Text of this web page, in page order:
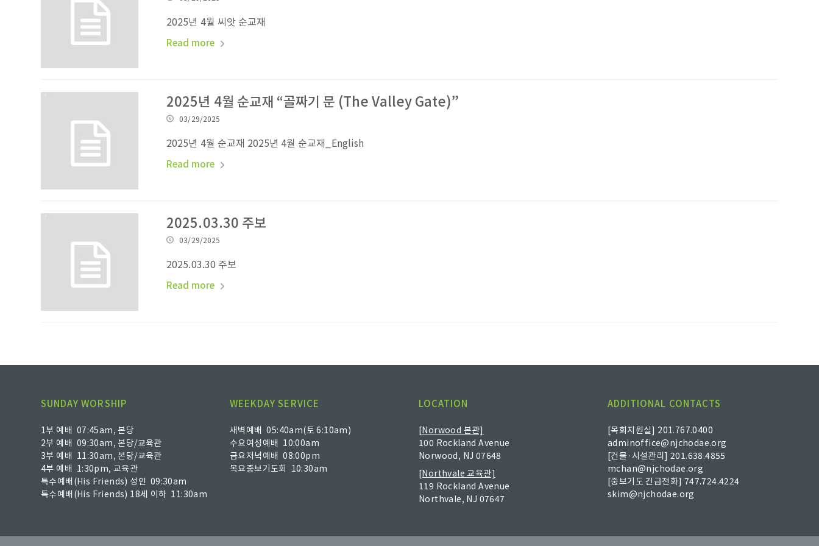
2025년 4월 씨앗 순교재
Read more
2025년 4월 순교재 “골짜기 문 (The Valley Gate)”
03/29/2025
2025년 4월 순교재 2025년 4월 순교재_English
Read more
2025.03.30 주보
03/29/2025
2025.03.30 주보
Read more
SUNDAY WORSHIP
1부 예배 07:45am, 본당
2부 예배 09:30am, 본당/교육관
3부 예배 11:30am, 본당/교육관
4부 예배 1:30pm, 교육관
특수예배(His Friends) 성인 09:30am
특수예배(His Friends) 18세 이하 11:30am
WEEKDAY SERVICE
새벽예배 05:40am(토 6:10am)
수요여성예배 10:00am
금요저녁예배 08:00pm
목요중보기도회 10:30am
LOCATION
[Norwood 본관]
100 Rockland Avenue
Norwood, NJ 07648
[Northvale 교육관]
119 Rockland Avenue
Northvale, NJ 07647
ADDITIONAL CONTACTS
[목회지원실] 201.767.0400
adminoffice@njchodae.org
[건물·시설관리] 201.638.4855
mchan@njchodae.org
[중보기도 긴급전화] 747.724.4224
skim@njchodae.org